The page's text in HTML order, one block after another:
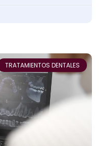
TRATAMIENTOS DENTALES